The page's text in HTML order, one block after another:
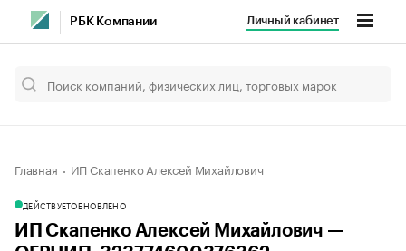
РБК Компании Личный кабинет
Главная ИП Скапенко Алексей Михайлович
ДЕЙСТВУЕТОБНОВЛЕНО
ИП Скапенко Алексей Михайлович —